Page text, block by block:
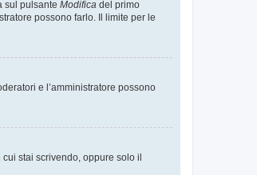
sul pulsante Modifica del primo
possono farlo. Il limite per le
e l’amministratore possono
stai scrivendo, oppure solo il